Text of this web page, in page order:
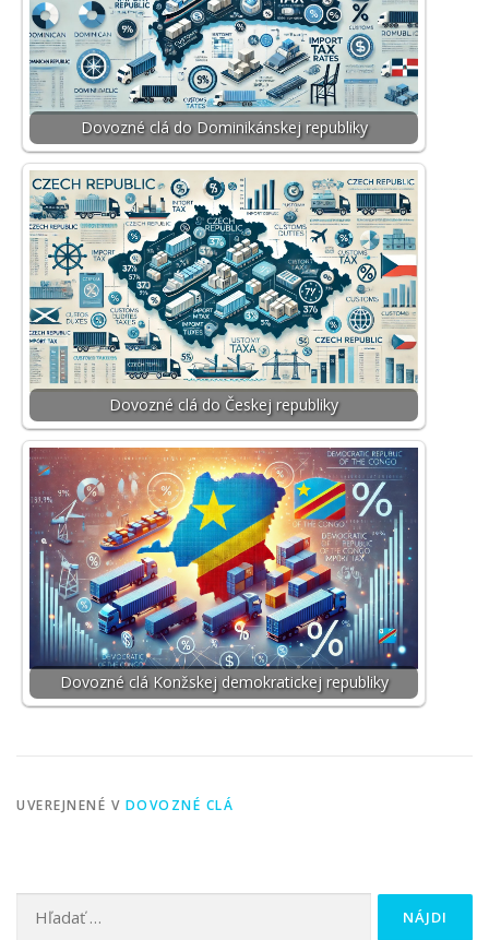
Dovozné clá do Dominikánskej republiky
Dovozné clá do Českej republiky
Dovozné clá Konžskej demokratickej republiky
UVEREJNENÉ V DOVOZNÉ CLÁ
Hľadať: